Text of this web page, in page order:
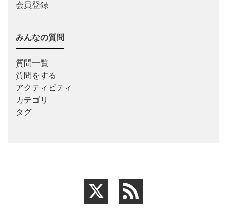
会員登録
みんなの質問
質問一覧
質問をする
アクティビティ
カテゴリ
タグ